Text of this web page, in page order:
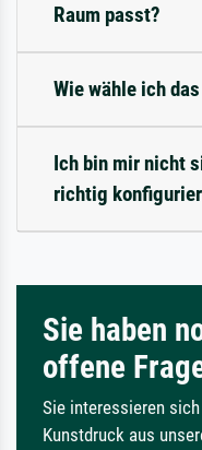
Raum passt?
Wie wähle ich
Ich bin mir nicht
richtig
Sie haben
offene
Sie interessieren
Kunstdruck aus